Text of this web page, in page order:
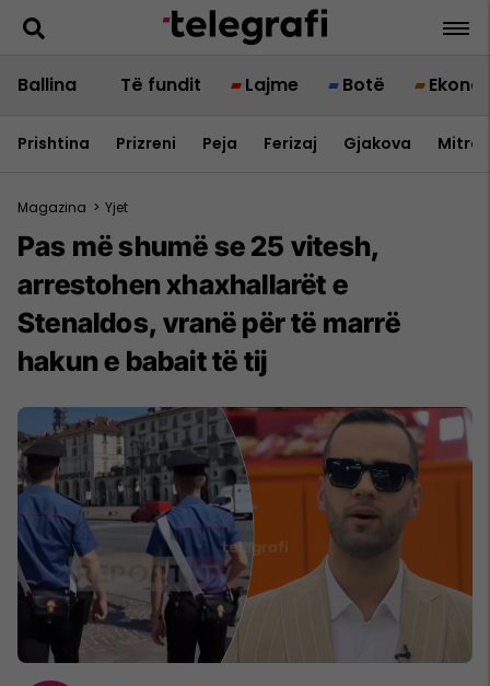
Ballina Të fundit Lajme Botë
Prishtina Prizreni Peja Ferizaj Gjakova
Magazina > Yjet
Pas më shumë se 25 vitesh,
arrestohen xhaxhallarët e
Stenaldos, vranë për të marrë
hakun e babait të tij